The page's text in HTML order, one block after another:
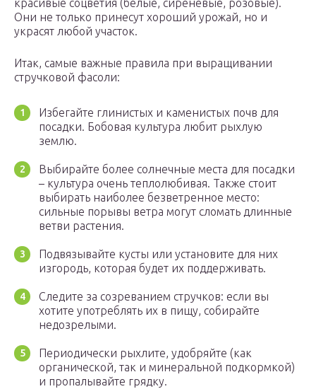
красивые соцветия (белые, сиреневые, розовые).
Они не только принесут хороший урожай, но и
украсят любой участок.
Итак, самые важные правила при выращивании
стручковой фасоли:
Избегайте глинистых и каменистых почв для
посадки. Бобовая культура любит рыхлую
землю.
Выбирайте более солнечные места для посадки
– культура очень теплолюбивая. Также стоит
выбирать наиболее безветренное место:
сильные порывы ветра могут сломать длинные
ветви растения.
Подвязывайте кусты или установите для них
изгородь, которая будет их поддерживать.
Следите за созреванием стручков: если вы
хотите употреблять их в пищу, собирайте
недозрелыми.
Периодически рыхлите, удобряйте (как
органической, так и минеральной подкормкой)
и пропалывайте грядку.